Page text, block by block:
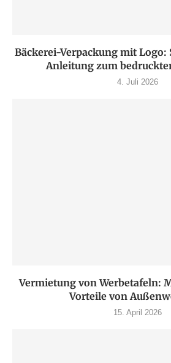
Bäckerei-Verpackung mit
Anleitung zum
4. Juli 2026
Vermietung von Werbetafeln:
Vorteile von
15. April 2026